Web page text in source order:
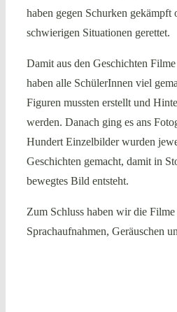
haben gegen Schurken gekämpft
schwierigen Situationen gerettet.
Damit aus den Geschichten
haben alle SchülerInnen viel
Figuren mussten erstellt und
werden. Danach ging es ans
Hundert Einzelbilder wurden
Geschichten gemacht, damit in
bewegtes Bild entsteht.
Zum Schluss haben wir die
Sprachaufnahmen, Geräuschen